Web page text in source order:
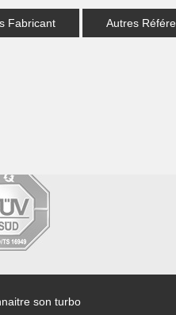
Fabricant Autres
son turbo